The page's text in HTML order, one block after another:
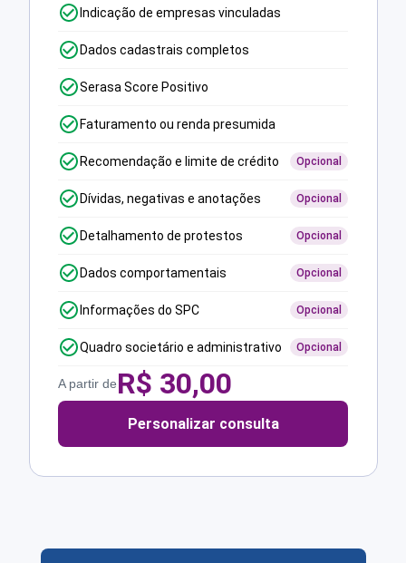
Indicação de empresas vinculadas
Dados cadastrais completos
Serasa Score Positivo
Faturamento ou renda presumida
Recomendação e limite de crédito Opcional
Dívidas, negativas e anotações Opcional
Detalhamento de protestos Opcional
Dados comportamentais Opcional
Informações do SPC Opcional
Quadro societário e administrativo Opcional
A partir deR$ 30,00
Personalizar consulta